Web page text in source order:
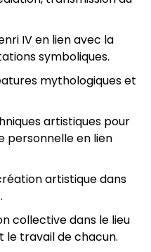
IV en lien avec la
symboliques.
mythologiques et
artistiques pour
personnelle en lien
artistique dans
collective dans le lieu
le travail de chacun.